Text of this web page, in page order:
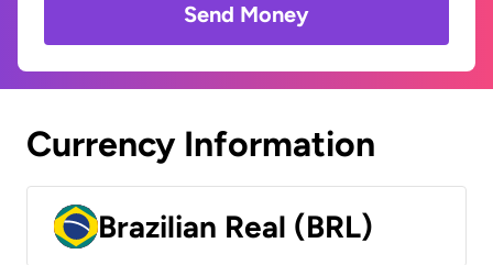
Send Money
Currency Information
Brazilian Real (BRL)